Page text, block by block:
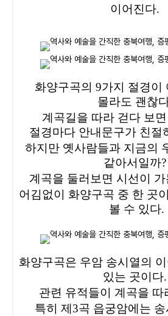
이어진다.
화양구곡의 9가지 절경이
몰라도 괜찮
계곡길을 따라 걷다 보
절경마다 안내문구가 친절
하지만 옛사람들과 지금의
같아서일까?
계곡을 둘러보면 시선이
어김없이 화양구곡 중 한 곳
볼 수 있다.
화양구곡은 우암 송시열의
있는 곳이다.
관련 유적들이 계곡을 따
특히 제3곡 읍궁암에는